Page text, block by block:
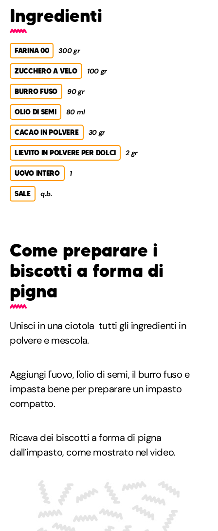
Ingredienti
FARINA 00 300 gr
ZUCCHERO A VELO 100 gr
BURRO FUSO 90 gr
OLIO DI SEMI 80 ml
CACAO IN POLVERE 30 gr
LIEVITO IN POLVERE PER DOLCI 2 gr
UOVO INTERO 1
SALE q.b.
Come preparare i
biscotti a forma di
pigna
Unisci in una ciotola tutti gli ingredienti in
polvere e mescola.
Aggiungi l'uovo, l'olio di semi, il burro fuso e
impasta bene per preparare un impasto
compatto.
Ricava dei biscotti a forma di pigna
dall’impasto, come mostrato nel video.